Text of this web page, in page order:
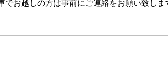
お越しの方は事前にご連絡をお願い致しま